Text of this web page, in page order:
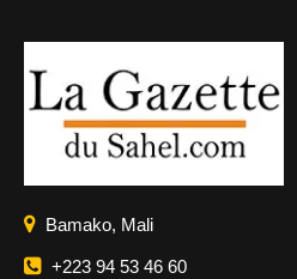
Bamako, Mali
+223 94 53 46 60